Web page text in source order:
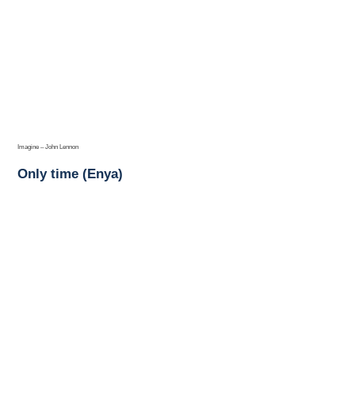
Imagine – John Lennon
Only time (Enya)